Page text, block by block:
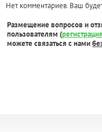
Нет комментариев. Ваш
Размещение вопросов и
пользователям (регистрация
можете связаться с нами